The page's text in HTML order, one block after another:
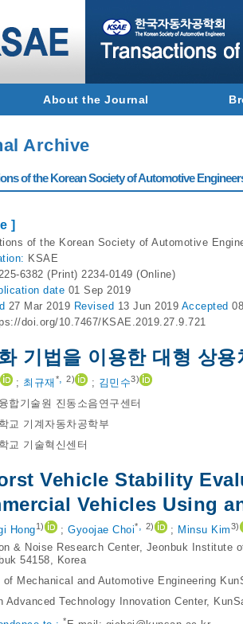
About the Journal
Archive
of the Korean Society of Automotive
]
of the Korean Society of Automotive
KSAE
6382 (Print) 2234-0149 (Online)
date 01 Sep 2019
27 Mar 2019 Revised 13 Jun 2019 Accepted
doi.org/10.7467/KSAE.2019.27.9.721
기법을 이용한 대형 상
; 최규재 *, 2) ; 김민수3)
합기술원 진동소음연구센터
교 기계자동차공학부
교 기술혁신센터
Vehicle Stability
Vehicles Using
Hong1) ; Gyoojae Choi*, 2) ; Minsu Kim3)
& Noise Research Center, Jeonbuk Institute
54158, Korea
of Mechanical and Automotive Engineering
Advanced Technology Innovation Center,
*